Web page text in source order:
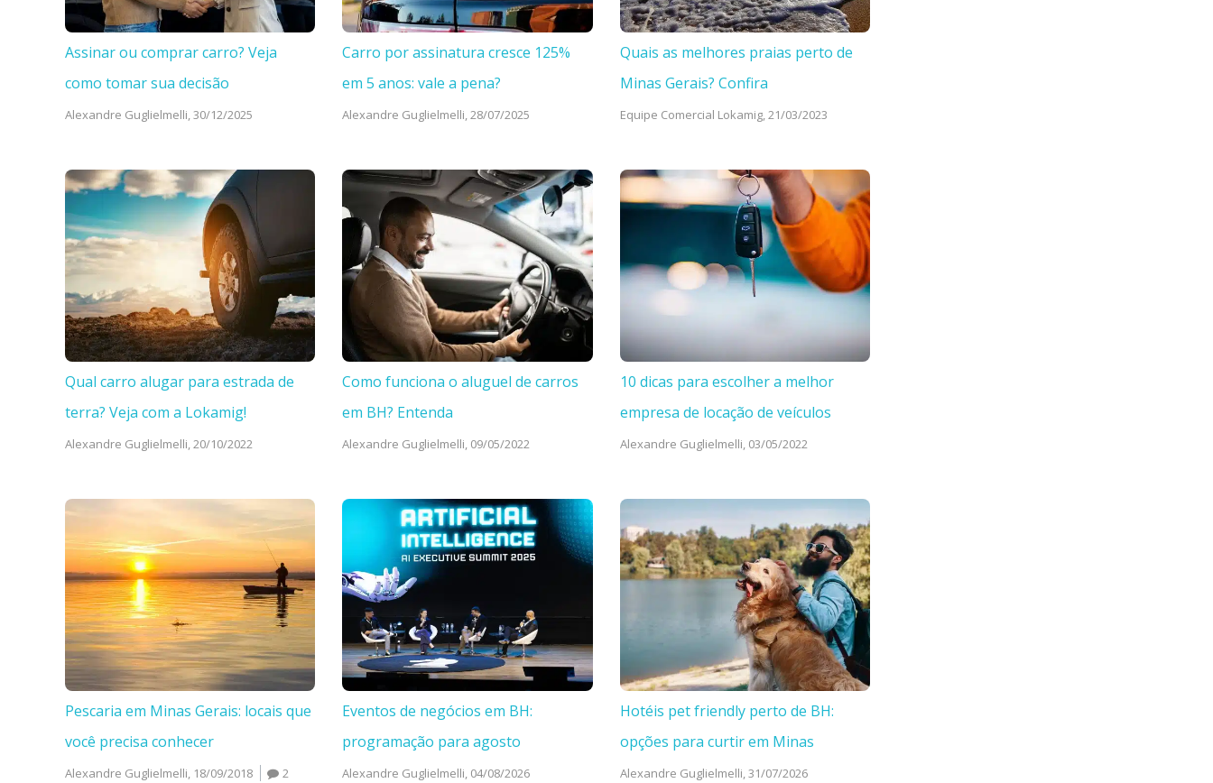
Assinar ou comprar carro? Veja
como tomar sua decisão
Alexandre Guglielmelli,30/12/2025
Carro por assinatura cresce 125%
em 5 anos: vale a pena?
Alexandre Guglielmelli,28/07/2025
Quais as melhores praias perto de
Minas Gerais? Confira
Equipe Comercial Lokamig,21/03/2023
Qual carro alugar para estrada de
terra? Veja com a Lokamig!
Alexandre Guglielmelli,20/10/2022
Como funciona o aluguel de carros
em BH? Entenda
Alexandre Guglielmelli, 09/05/2022
10 dicas para escolher a melhor
empresa de locação de veículos
Alexandre Guglielmelli, 03/05/2022
Pescaria em Minas Gerais: locais que
você precisa conhecer
Alexandre Guglielmelli, 18/09/2018 2
Eventos de negócios em BH:
programação para agosto
Alexandre Guglielmelli, 04/08/2026
Hotéis pet friendly perto de BH:
opções para curtir em Minas
Alexandre Guglielmelli,31/07/2026